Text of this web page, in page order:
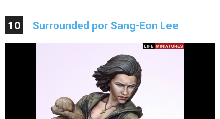
10 Surrounded por Sang-Eon Lee